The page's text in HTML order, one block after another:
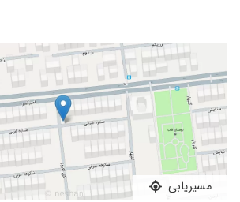
مسیریابی